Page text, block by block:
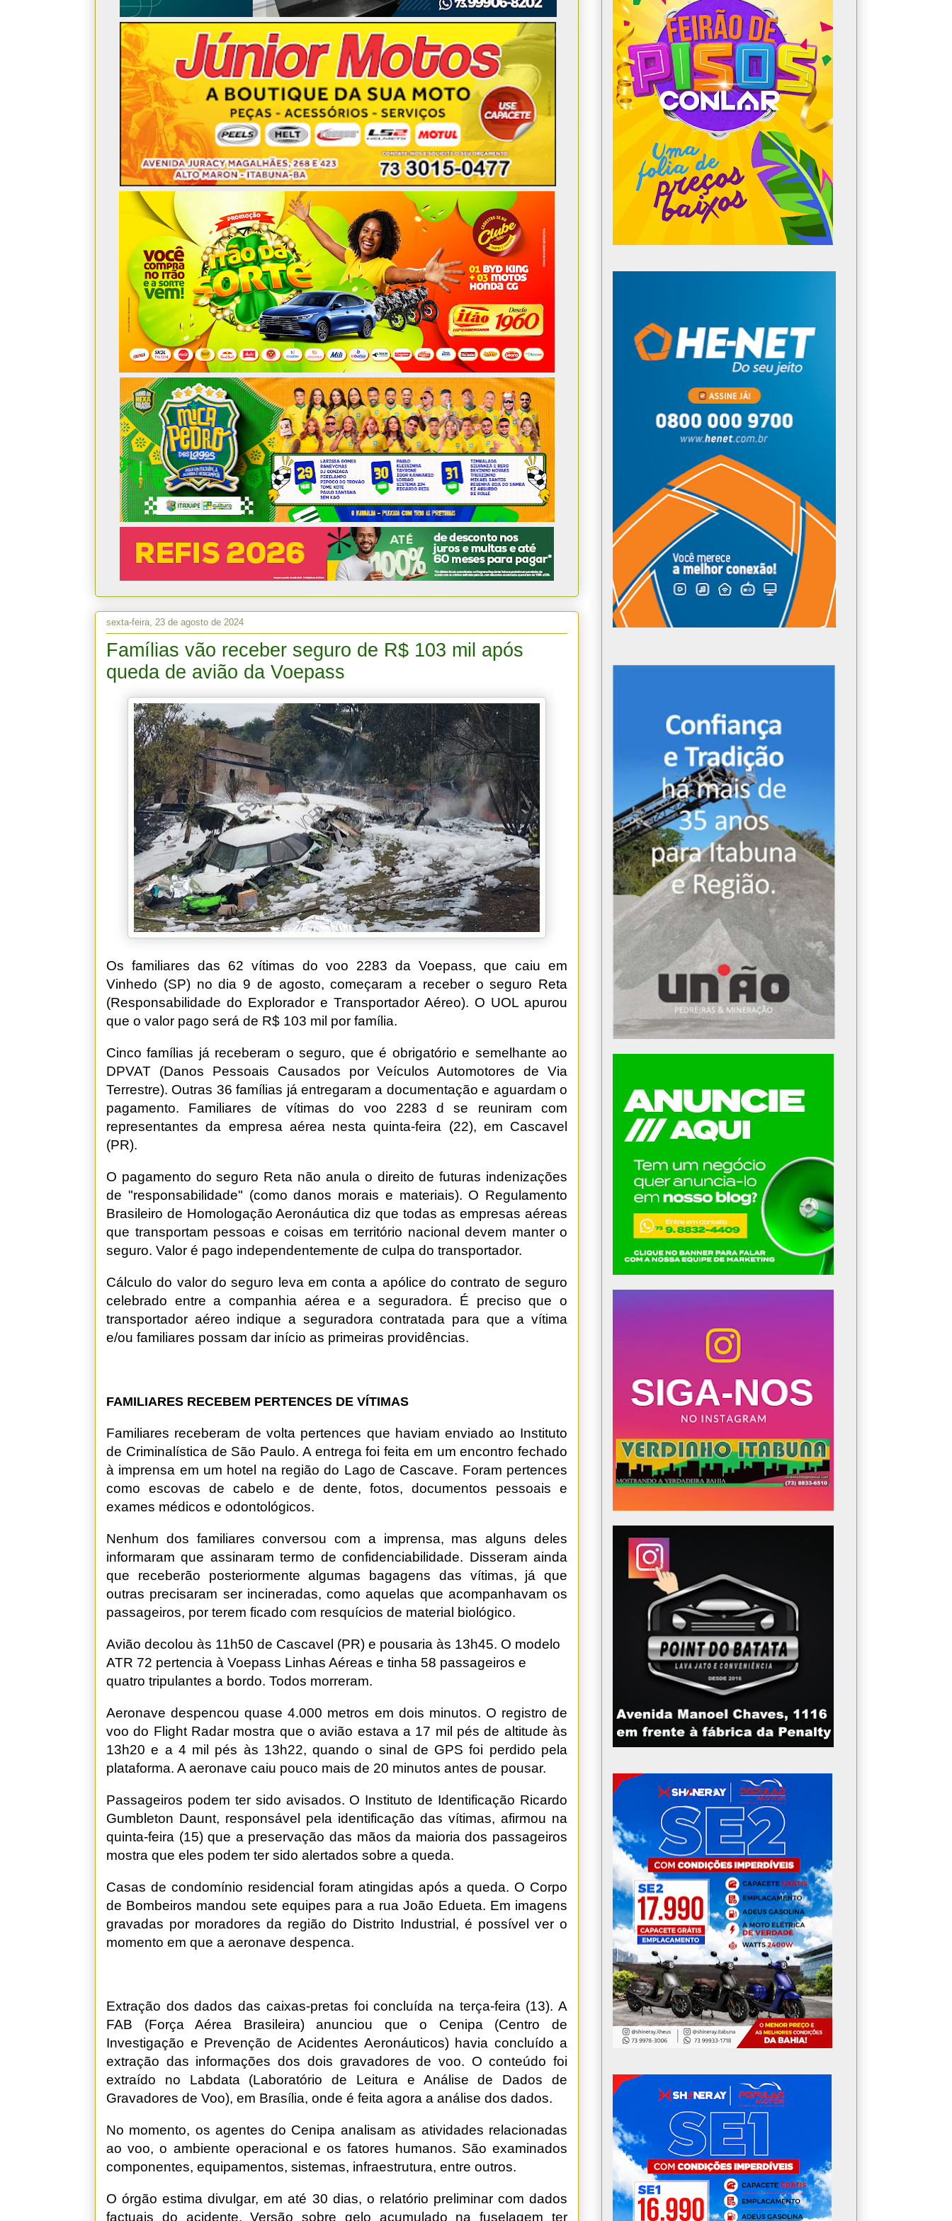
sexta-feira, 23 de agosto de 2024
Famílias vão receber seguro de R$ 103 mil após
queda de avião da Voepass
Os familiares das 62 vítimas do voo 2283 da Voepass, que caiu em
Vinhedo (SP) no dia 9 de agosto, começaram a receber o seguro Reta
(Responsabilidade do Explorador e Transportador Aéreo). O UOL apurou
que o valor pago será de R$ 103 mil por família.
Cinco famílias já receberam o seguro, que é obrigatório e semelhante ao
DPVAT (Danos Pessoais Causados por Veículos Automotores de Via
Terrestre). Outras 36 famílias já entregaram a documentação e aguardam o
pagamento. Familiares de vítimas do voo 2283 d se reuniram com
representantes da empresa aérea nesta quinta-feira (22), em Cascavel
(PR).
O pagamento do seguro Reta não anula o direito de futuras indenizações
de "responsabilidade" (como danos morais e materiais). O Regulamento
Brasileiro de Homologação Aeronáutica diz que todas as empresas aéreas
que transportam pessoas e coisas em território nacional devem manter o
seguro. Valor é pago independentemente de culpa do transportador.
Cálculo do valor do seguro leva em conta a apólice do contrato de seguro
celebrado entre a companhia aérea e a seguradora. É preciso que o
transportador aéreo indique a seguradora contratada para que a vítima
e/ou familiares possam dar início as primeiras providências.
FAMILIARES RECEBEM PERTENCES DE VÍTIMAS
Familiares receberam de volta pertences que haviam enviado ao Instituto
de Criminalística de São Paulo. A entrega foi feita em um encontro fechado
à imprensa em um hotel na região do Lago de Cascave. Foram pertences
como escovas de cabelo e de dente, fotos, documentos pessoais e
exames médicos e odontológicos.
Nenhum dos familiares conversou com a imprensa, mas alguns deles
informaram que assinaram termo de confidenciabilidade. Disseram ainda
que receberão posteriormente algumas bagagens das vítimas, já que
outras precisaram ser incineradas, como aquelas que acompanhavam os
passageiros, por terem ficado com resquícios de material biológico.
Avião decolou às 11h50 de Cascavel (PR) e pousaria às 13h45. O modelo
ATR 72 pertencia à Voepass Linhas Aéreas e tinha 58 passageiros e
quatro tripulantes a bordo. Todos morreram.
Aeronave despencou quase 4.000 metros em dois minutos. O registro de
voo do Flight Radar mostra que o avião estava a 17 mil pés de altitude às
13h20 e a 4 mil pés às 13h22, quando o sinal de GPS foi perdido pela
plataforma. A aeronave caiu pouco mais de 20 minutos antes de pousar.
Passageiros podem ter sido avisados. O Instituto de Identificação Ricardo
Gumbleton Daunt, responsável pela identificação das vítimas, afirmou na
quinta-feira (15) que a preservação das mãos da maioria dos passageiros
mostra que eles podem ter sido alertados sobre a queda.
Casas de condomínio residencial foram atingidas após a queda. O Corpo
de Bombeiros mandou sete equipes para a rua João Edueta. Em imagens
gravadas por moradores da região do Distrito Industrial, é possível ver o
momento em que a aeronave despenca.
Extração dos dados das caixas-pretas foi concluída na terça-feira (13). A
FAB (Força Aérea Brasileira) anunciou que o Cenipa (Centro de
Investigação e Prevenção de Acidentes Aeronáuticos) havia concluído a
extração das informações dos dois gravadores de voo. O conteúdo foi
extraído no Labdata (Laboratório de Leitura e Análise de Dados de
Gravadores de Voo), em Brasília, onde é feita agora a análise dos dados.
No momento, os agentes do Cenipa analisam as atividades relacionadas
ao voo, o ambiente operacional e os fatores humanos. São examinados
componentes, equipamentos, sistemas, infraestrutura, entre outros.
O órgão estima divulgar, em até 30 dias, o relatório preliminar com dados
factuais do acidente. Versão sobre gelo acumulado na fuselagem ter